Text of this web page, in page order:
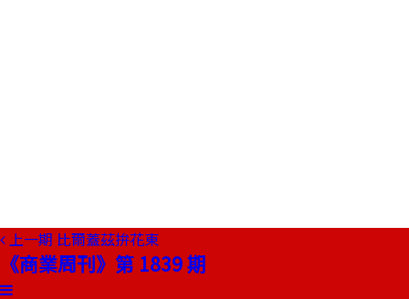
上一期 比爾蓋茲拚花東
《商業周刊》第 1839 期